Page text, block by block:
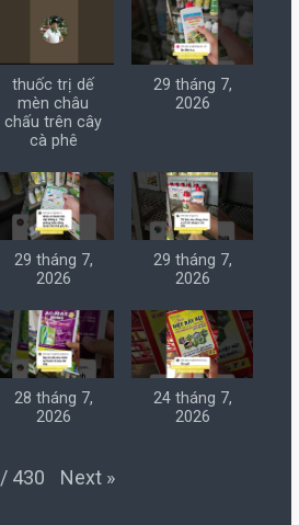
thuốc trị dế
mèn châu
chấu trên cây
cà phê
29 tháng 7,
2026
29 tháng 7,
2026
29 tháng 7,
2026
28 tháng 7,
2026
24 tháng 7,
2026
/ 430 Next »